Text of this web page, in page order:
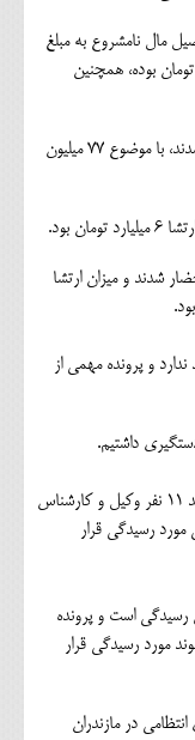
داشتیم، تحصیل مال نامشروع به مبلغ
دولتی بالغ بر ۳۰ میلیارد تومان بوده، همچنین
-در جهاد کشاورزی ۲ نفر دستگیر و ۳۵ نفر احضار شدند، با موضوع ۷۷ میلیون
کشاورزی یکی از شهرستان‌ها ۹نفر احضار شدند و میزان ارتشا
و پرونده مهمی از
داشتیم.
-سال گذشته و ۳ ماهه امسال ۶ قاضی ۱۰ نفر کارمند ۱۱ نفر وکیل و کارشناس
مورد رسیدگی قرار
رسیدگی است و پرونده
مورد رسیدگی قرار
انتظامی در مازندران